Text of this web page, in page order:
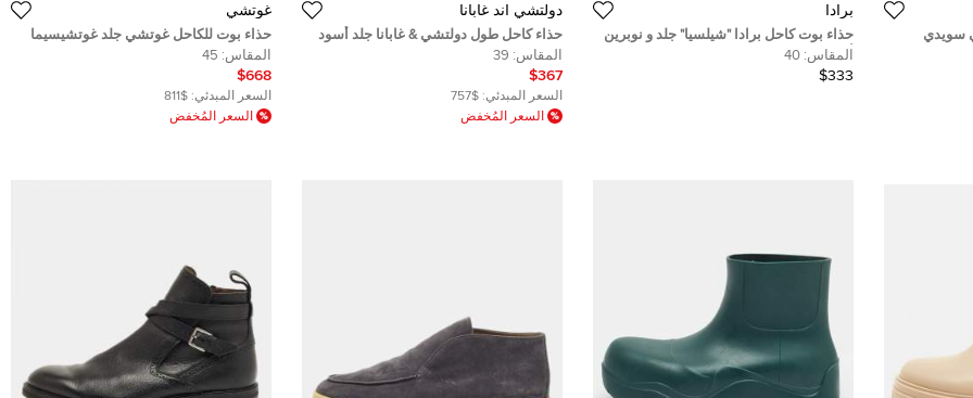
سويدي
برادا
حذاء بوت كاحل برادا "شيلسيا" جلد و نوبرين
أسود مقاس 41.5
المقاس: 40
$333
دولتشي أند غابانا
حذاء كاحل طول دولتشي & غابانا جلد أسود
مقاس 39
المقاس: 39
$367
السعر المبدئي: $757
السعر المُخفض
غوتشي
حذاء بوت للكاحل غوتشي جلد غوتشيسيما
بني مقاس 44
المقاس: 45
$668
السعر المبدئي: $811
السعر المُخفض